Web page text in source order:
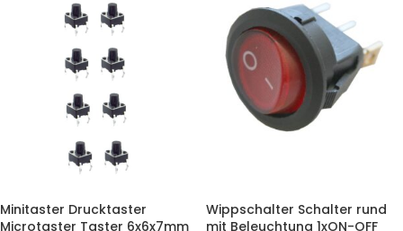
Minitaster Drucktaster
Microtaster Taster 6x6x7mm
Wippschalter Schalter rund
mit Beleuchtung 1xON-OFF